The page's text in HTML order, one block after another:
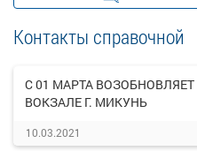
Контакты справочной
С 01 МАРТА
ВОКЗАЛЕ Г. МИКУНЬ
10.03.2021